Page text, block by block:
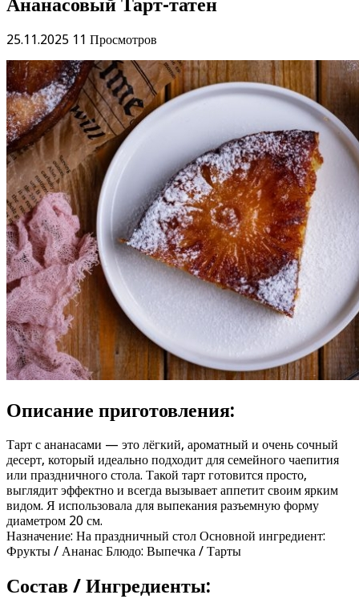
Ананасовый Тарт-татен
25.11.2025 11 Просмотров
Описание приготовления:
Тарт с ананасами — это лёгкий, ароматный и очень сочный
десерт, который идеально подходит для семейного чаепития
или праздничного стола. Такой тарт готовится просто,
выглядит эффектно и всегда вызывает аппетит своим ярким
видом. Я использовала для выпекания разъемную форму
диаметром 20 см.
Назначение: На праздничный стол Основной ингредиент:
Фрукты / Ананас Блюдо: Выпечка / Тарты
Состав / Ингредиенты: